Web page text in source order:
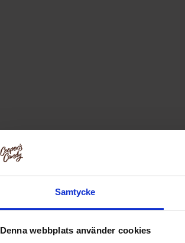
Samtycke
Denna webbplats använder cookies